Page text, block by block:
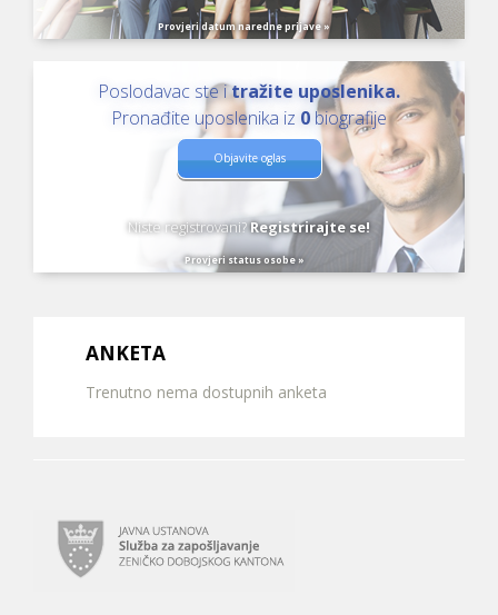
Provjeri datum naredne prijave »
Poslodavac ste itražite uposlenika.
Pronađite uposlenika iz 0 biografije
Objavite oglas
Niste registrovani?Registrirajte se!
Provjeri status osobe »
ANKETA
Trenutno nema dostupnih anketa